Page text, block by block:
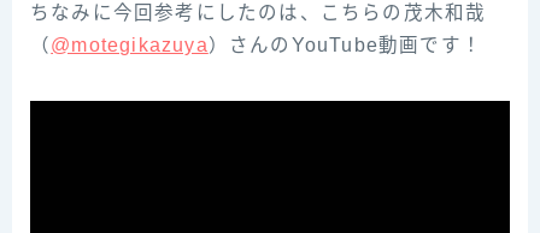
ちなみに今回参‌考‌に‌し‌た‌の‌は、‌こ‌ち‌ら‌の‌茂‌木‌和‌哉‌
（‌‌ @motegikazuya‌‌）‌さ‌ん‌の‌YouTube‌動‌画‌で‌す！